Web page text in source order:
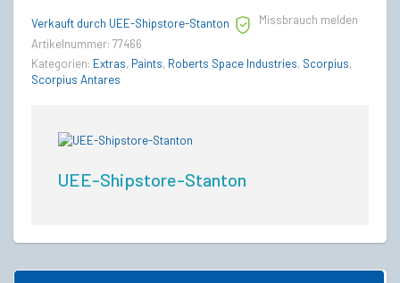
quantity
Verkauft durch UEE-Shipstore-Stanton
Missbrauch melden
Artikelnummer: 77466
Kategorien: Extras, Paints, Roberts Space Industries, Scorpius,
Scorpius Antares
UEE-Shipstore-Stanton